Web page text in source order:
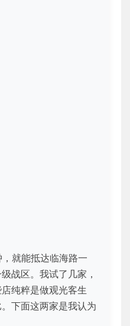
就能抵达临海路一
战区。我试了几家，
纯粹是做观光客生
下面这两家是我认为